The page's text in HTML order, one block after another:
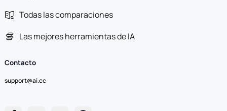
Todas las comparaciones
Las mejores herramientas de IA
Contacto
support@ai.cc